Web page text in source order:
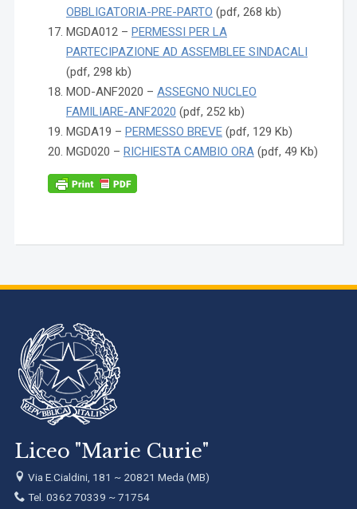
OBBLIGATORIA-PRE-PARTO (pdf, 268 kb)
MGDA012 – PERMESSI PER LA
PARTECIPAZIONE AD ASSEMBLEE SINDACALI
(pdf, 298 kb)
MOD-ANF2020 – ASSEGNO NUCLEO
FAMILIARE-ANF2020 (pdf, 252 kb)
MGDA19 – PERMESSO BREVE(pdf, 129 Kb)
MGD020 – RICHIESTA CAMBIO ORA(pdf, 49 Kb)
Liceo "Marie Curie"
Via E.Cialdini, 181 ~ 20821 Meda (MB)
Tel. 0362 70339 ~ 71754